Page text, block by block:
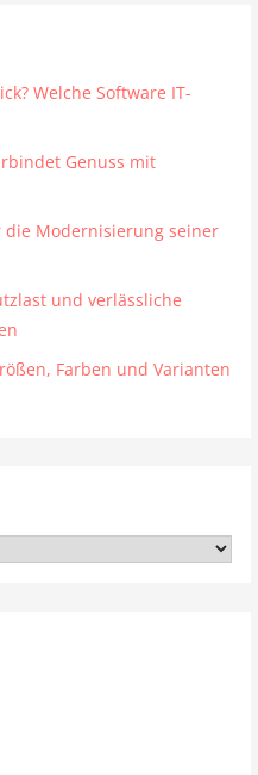
Welche Software IT-
Genuss mit
die Modernisierung seiner
und verlässliche
Farben und Varianten